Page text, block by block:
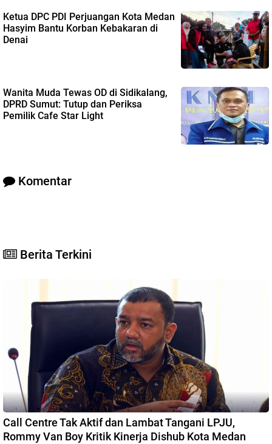
Ketua DPC PDI Perjuangan Kota Medan
Hasyim Bantu Korban Kebakaran di
Denai
Wanita Muda Tewas OD di Sidikalang,
DPRD Sumut: Tutup dan Periksa
Pemilik Cafe Star Light
Komentar
Berita Terkini
Call Centre Tak Aktif dan Lambat Tangani LPJU,
Rommy Van Boy Kritik Kinerja Dishub Kota Medan